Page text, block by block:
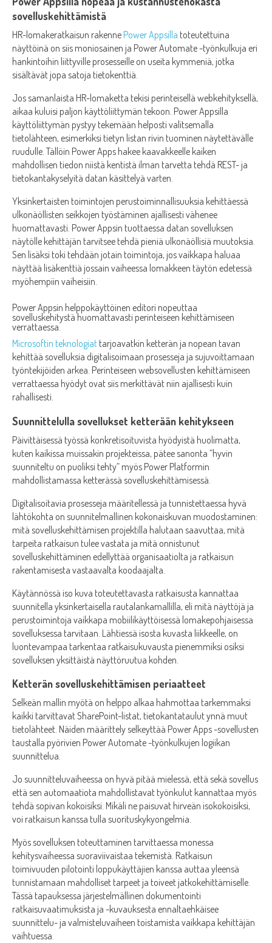
sovelluskehittämistä
HR-lomakeratkaisun rakenne Power Appsilla toteutettuina
näyttöinä on siis moniosainen ja Power Automate -työnkulkuja eri
hankintoihin liittyville prosesseille on useita kymmeniä, jotka
sisältävät jopa satoja tietokenttiä.
Jos samanlaista HR-lomaketta tekisi perinteisellä webkehityksellä,
aikaa kuluisi paljon käyttöliittymän tekoon. Power Appsilla
käyttöliittymän pystyy tekemään helposti valitsemalla
tietolähteen, esimerkiksi tietyn listan rivin tuominen näytettävälle
ruudulle. Tällöin Power Apps hakee kaavakkeelle kaiken
mahdollisen tiedon niistä kentistä ilman tarvetta tehdä REST- ja
tietokantakyselyitä datan käsittelyä varten.
Yksinkertaisten toimintojen perustoiminnallisuuksia kehittäessä
ulkonäöllisten seikkojen työstäminen ajallisesti vähenee
huomattavasti. Power Appsin tuottaessa datan sovelluksen
näytölle kehittäjän tarvitsee tehdä pieniä ulkonäöllisiä muutoksia.
Sen lisäksi toki tehdään jotain toimintoja, jos vaikkapa haluaa
näyttää lisäkenttiä jossain vaiheessa lomakkeen täytön edetessä
myöhempiin vaiheisiin.
Power Appsin helppokäyttöinen editori nopeuttaa
sovelluskehitystä huomattavasti perinteiseen kehittämiseen
verrattaessa.
Microsoftin teknologiat tarjoavatkin ketterän ja nopean tavan
kehittää sovelluksia digitalisoimaan prosesseja ja sujuvoittamaan
työntekijöiden arkea. Perinteiseen websovellusten kehittämiseen
verrattaessa hyödyt ovat siis merkittävät niin ajallisesti kuin
rahallisesti.
Suunnittelulla sovellukset ketterään kehitykseen
Päivittäisessä työssä konkretisoituvista hyödyistä huolimatta,
kuten kaikissa muissakin projekteissa, pätee sanonta ”hyvin
suunniteltu on puoliksi tehty” myös Power Platformin
mahdollistamassa ketterässä sovelluskehittämisessä.
Digitalisoitavia prosesseja määritellessä ja tunnistettaessa hyvä
lähtökohta on suunnitelmallinen kokonaiskuvan muodostaminen:
mitä sovelluskehittämisen projektilla halutaan saavuttaa, mitä
tarpeita ratkaisun tulee vastata ja mitä onnistunut
sovelluskehittäminen edellyttää organisaatiolta ja ratkaisun
rakentamisesta vastaavalta koodaajalta.
Käytännössä iso kuva toteutettavasta ratkaisusta kannattaa
suunnitella yksinkertaisella rautalankamallilla, eli mitä näyttöjä ja
perustoimintoja vaikkapa mobiilikäyttöisessä lomakepohjaisessa
sovelluksessa tarvitaan. Lähtiessä isosta kuvasta liikkeelle, on
luontevampaa tarkentaa ratkaisukuvausta pienemmiksi osiksi
sovelluksen yksittäistä näyttöruutua kohden.
Ketterän sovelluskehittämisen periaatteet
Selkeän mallin myötä on helppo alkaa hahmottaa tarkemmaksi
kaikki tarvittavat SharePoint-listat, tietokantataulut ynnä muut
tietolähteet. Näiden määrittely selkeyttää Power Apps -sovellusten
taustalla pyörivien Power Automate -työnkulkujen logiikan
suunnittelua.
Jo suunnitteluvaiheessa on hyvä pitää mielessä, että sekä sovellus
että sen automaatiota mahdollistavat työnkulut kannattaa myös
tehdä sopivan kokoisiksi. Mikäli ne paisuvat hirveän isokokoisiksi,
voi ratkaisun kanssa tulla suorituskykyongelmia.
Myös sovelluksen toteuttaminen tarvittaessa monessa
kehitysvaiheessa suoraviivaistaa tekemistä. Ratkaisun
toimivuuden pilotointi loppukäyttäjien kanssa auttaa yleensä
tunnistamaan mahdolliset tarpeet ja toiveet jatkokehittämiselle.
Tässä tapauksessa järjestelmällinen dokumentointi
ratkaisuvaatimuksista ja -kuvauksesta ennaltaehkäisee
suunnittelu- ja valmisteluvaiheen toistamista vaikkapa kehittäjän
vaihtuessa.